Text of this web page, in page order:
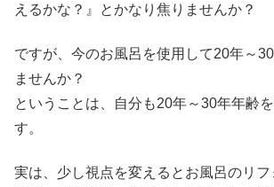
えるかな？』とかなり焦りませんか？
ですが、今のお風呂を使用して20年～
ませんか？
ということは、自分も20年～30年年齢
す。
実は、少し視点を変えるとお風呂のリ